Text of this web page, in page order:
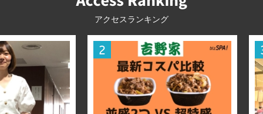
アクセスランキング